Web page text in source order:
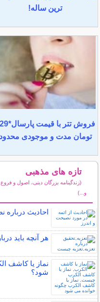
ترین ساله!
فروش تتر با
تومان مدت و موجودی محدود
تازه های مذهبی
(زندگینامه بزرگان دینی، اصول و
و...)
احادیث درباره
هر آنچه باید
نماز یا کاشف
شود؟